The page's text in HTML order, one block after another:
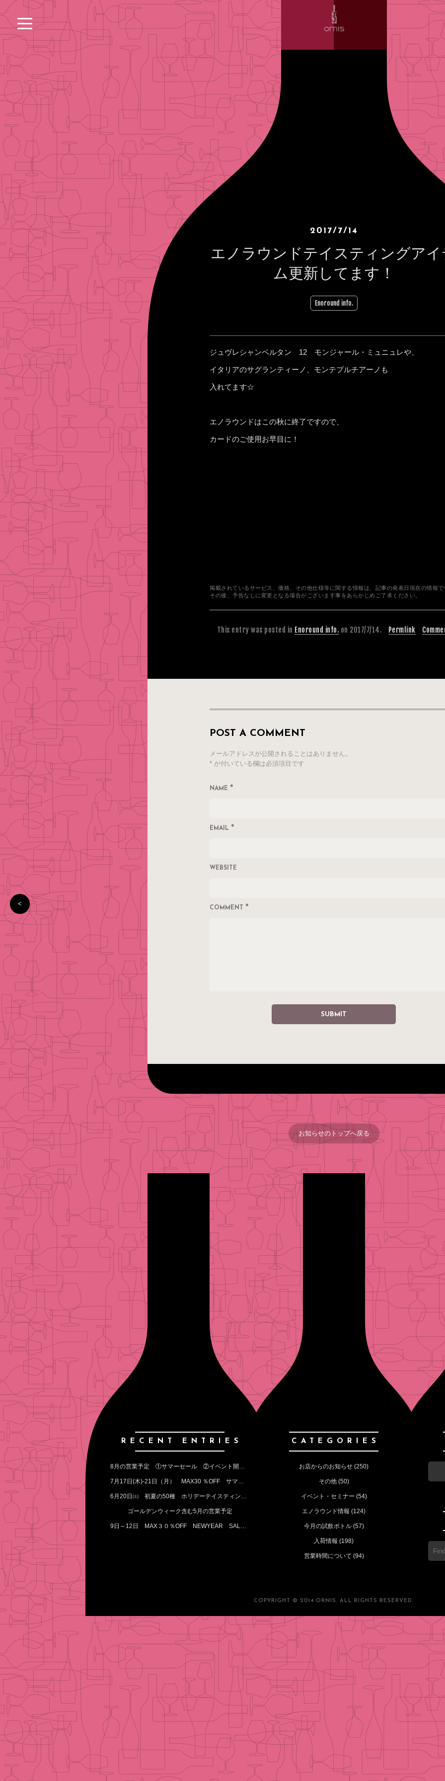
2017/7/14
エノラウンドテイスティングアイ
ム更新してます！
Enoround info.
ジュヴレシャンベルタン 12 モンジャール・ミュニュレや、
イタリアのサグランティーノ、モンテプルチアーノも
入れてます☆
エノラウンドはこの秋に終了ですので、
カードのご使用お早目に！
掲載されているサービス、価格、その他仕様等に関する情報は、記事の発表日現在の情報で
その後、予告なしに変更となる場合がございます事をあらかじめご了承ください。
This entry was posted in Enoround info. on 2017/7/14. Permlink
POST A COMMENT
メールアドレスが公開されることはありません。
* が付いている欄は必須項目です
NAME *
EMAIL *
WEBSITE
COMMENT *
エノラウンドテイスティングアイテム更新のお知らせ
お知らせのトップへ戻る
RECENT ENTRIES
8月の営業予定 ①サマーセール ②イベント開催 お知らせ
7月17日(木)‐21日（月） MAX30 ％OFF サマーセールのお知らせ
6月20日㈯ 初夏の50種 ホリデーテイスティングイベントのお知らせ
ゴールデンウィーク含む5月の営業予定
9日～12日 MAX３０％OFF NEWYEAR SALE （今月の定休日も）
CATEGORIES
お店からのお知らせ (250)
その他(50)
イベント・セミナー (54)
エノラウンド情報 (124)
今月の試飲ボトル(57)
入荷情報 (198)
営業時間について (94)
COPYRIGHT © 2014 ORNIS. ALL RIGHTS RESERVED.